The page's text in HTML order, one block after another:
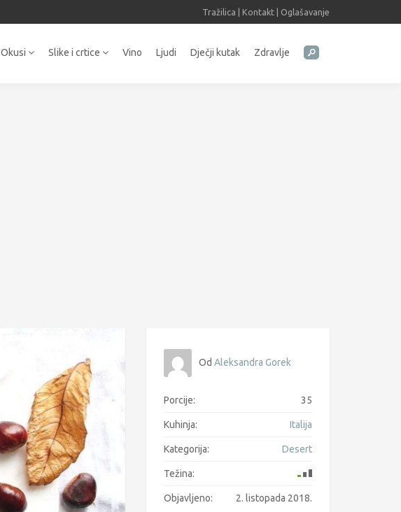
Tražilica Kontakt Oglašavanje
Okusi Slike i crtice Vino Ljudi Dječji kutak Zdravlje
Od Aleksandra Gorek
Porcije: 35
Kuhinja: Italija
Kategorija: Desert
Težina:
Objavljeno: 2. listopada 2018.